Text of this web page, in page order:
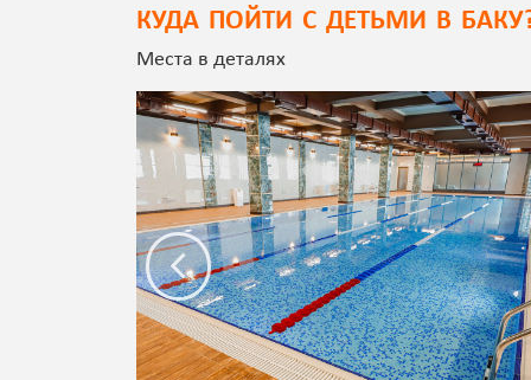
КУДА ПОЙТИ С ДЕТЬМИ В
Места в деталях